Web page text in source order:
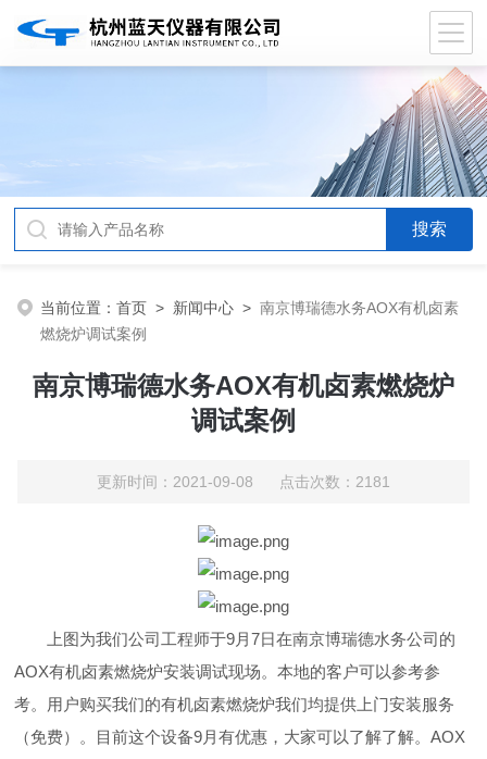
当前位置：首页 > 新闻中心 >南京博瑞德水务AOX有机卤素
燃烧炉调试案例
南京博瑞德水务AOX有机卤素燃烧炉
调试案例
更新时间：2021-09-08 点击次数：2181
上图为我们公司工程师于9月7日在南京博瑞德水务公司的
AOX有机卤素燃烧炉安装调试现场。本地的客户可以参考参
考。用户购买我们的有机卤素燃烧炉我们均提供上门安装服务
（免费）。目前这个设备9月有优惠，大家可以了解了解。AOX